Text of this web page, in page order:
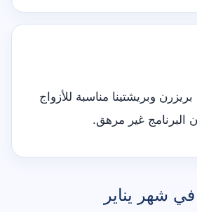
وبريشتينا مناسبة للأزواج
البرنامج غير مرهق.
شهر يناير